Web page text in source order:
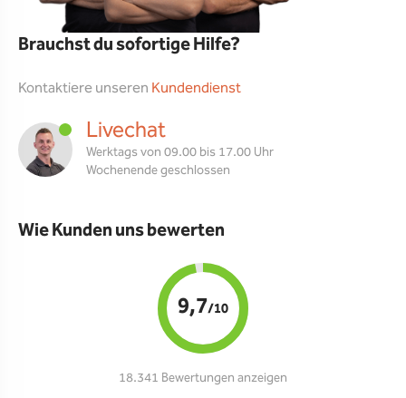
Brauchst du sofortige Hilfe?
Kontaktiere unseren Kundendienst
Livechat
Werktags von 09.00 bis 17.00 Uhr
Wochenende geschlossen
Wie Kunden uns bewerten
9,7/10
18.341 Bewertungen anzeigen